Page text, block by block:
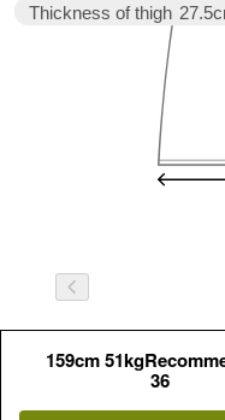
Thickness of thigh
159cm
36